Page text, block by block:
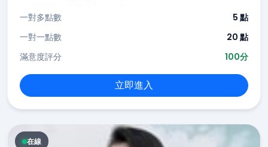
一對多點數
5 點
一對一點數
20 點
滿意度評分
100分
立即進入
在線